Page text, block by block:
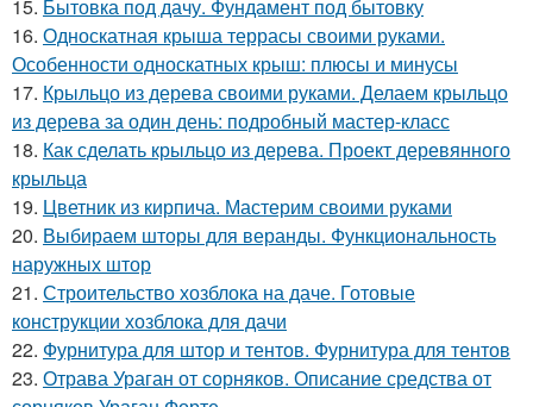
15. Бытовка под дачу. Фундамент под бытовку
16. Односкатная крыша террасы своими руками.
Особенности односкатных крыш: плюсы и минусы
17. Крыльцо из дерева своими руками. Делаем крыльцо
из дерева за один день: подробный мастер-класс
18. Как сделать крыльцо из дерева. Проект деревянного
крыльца
19. Цветник из кирпича. Мастерим своими руками
20. Выбираем шторы для веранды. Функциональность
наружных штор
21. Строительство хозблока на даче. Готовые
конструкции хозблока для дачи
22. Фурнитура для штор и тентов. Фурнитура для тентов
23. Отрава Ураган от сорняков. Описание средства от